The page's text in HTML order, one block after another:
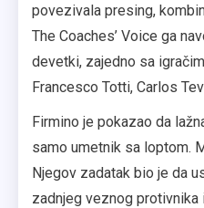
povezivala presing,
The Coaches’ Voice ga
devetki, zajedno sa
Francesco Totti, Carlos
Firmino je pokazao da
samo umetnik sa loptom.
Njegov zadatak bio je da
zadnjeg veznog